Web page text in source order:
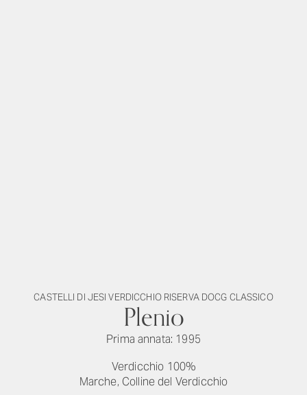
CASTELLI DI JESI VERDICCHIO RISERVA DOCG CLASSICO
Plenio
Prima annata: 1995
Verdicchio 100%
Marche, Colline del Verdicchio